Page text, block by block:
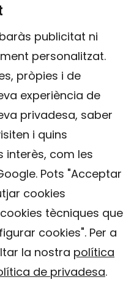
publicitat ni
personalitzat.
pròpies i de
experiència de
privadesa, saber
i quins
interès, com les
Pots "Acceptar
cookies
tècniques que
cookies". Per a
la nostra política
de privadesa.